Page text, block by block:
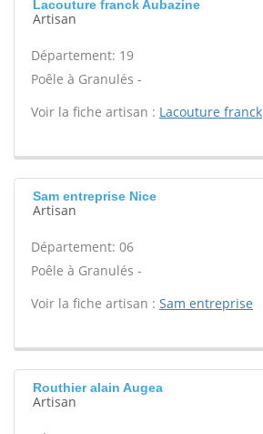
Lacouture franck Aubazine
Artisan
Département: 19
Poêle à Granulés -
Voir la fiche artisan : Lacouture franck
Sam entreprise Nice
Artisan
Département: 06
Poêle à Granulés -
Voir la fiche artisan : Sam entreprise
Routhier alain Augea
Artisan